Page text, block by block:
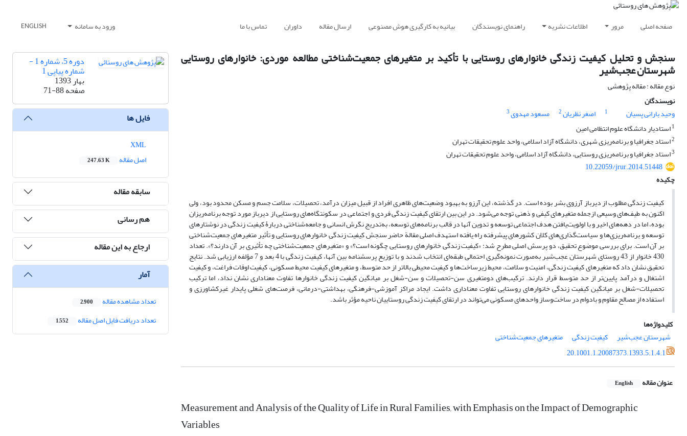
صفحه اصلی مرور اطلاعات نشریه راهنمای نویسندگان بیانیه به کارگیری هوش مصنوعی ارسال مقاله داوران تماس با ما ورود به سامانه ENGLISH
سنجش و تحلیل کیفیت زندگی خانوارهای روستایی با تأکید بر متغیرهای جمعیت‌شناختی مطالعه موردی: خانوارهای روستایی
شهرستان عجب‌شیر
نوع مقاله : مقاله پژوهشی
نویسندگان
وحید بارانی پسیان
1 اصغر نظریان2 مسعود مهدوی3
1استادیار دانشگاه علوم انتظامی امین
2استاد جغرافیا و برنامه‌ریزی شهری، دانشگاه آزاد اسلامی، واحد علوم تحقیقات تهران
3استاد جغرافیا و برنامه‌ریزی روستایی، دانشگاه آزاد اسلامی، واحد علوم تحقیقات تهران
10.22059/jrur.2014.51448
چکیده
کیفیت زندگی مطلوب از دیرباز آرزوی بشر بوده است. در گذشته، این آرزو به بهبود وضعیت‌های ظاهری افراد از قبیل میزان درآمد، تحصیلات، سلامت جسم و مسکن محدود بود، ولی
اکنون به طیف‌های وسیعی ازجمله متغیرهای کیفی و ذهنی توجه می‌شود. در این بین ارتقای کیفیت زندگی فردی و اجتماعی در سکونتگاه‌های روستایی از دیرباز مورد توجه برنامه‌ریزان
بوده، اما در دهه‌های اخیر و با اولویت‌یافتن هدف اجتماعی توسعه و تدوین آنها در قالب برنامه‌های توسعه، به‌تدریج نگرش انسانی و جامعه‌شناختی دربارۀ کیفیت زندگی در نوشتارهای
توسعه و برنامه‌ریزی‌ها و سیاست‌گذاری‌های کلان کشورهای پیشرفته راه یافته استهدف اصلی مقالة حاضر سنجش کیفیت زندگی خانوارهای روستایی و تأثیر متغیرهای جمعیت‌شناختی
بر آن است. برای بررسی موضوع تحقیق، دو پرسش اصلی مطرح شد: «کیفیت زندگی خانوارهای روستایی چگونه است؟» و «متغیرهای جمعیت‌شناختی چه تأثیری بر آن دارند؟». تعداد
430 خانوار از 43 روستای شهرستان عجب‌شیر به‌صورت نمونه‌گیری احتمالی طبقه‌ای انتخاب شدند و با توزیع پرسشنامه بین آنها، کیفیت زندگی با 4 بعد و 7 مؤلفه ارزیابی شد. نتایج
تحقیق نشان داد که متغیرهای کیفیت زندگی، امنیت و سلامت، محیط زیرساخت‌ها و کیفیت محیطی بالاتر از حد متوسط، و متغیرهای کیفیت محیط مسکونی، کیفیت اوقات فراغت، و کیفیت
اشتغال و درآمد پایین‌تر از حد متوسط قرار د‌ارند. ترکیب‌های دومتغیری سن-تحصیلات و سن-شغل بر میانگین کیفیت زندگی خانوارها تفاوت معناداری نشان نداد، اما ترکیب
تحصیلات-شغل بر میانگین کیفیت زندگی خانوارهای روستایی تفاوت معنا‌داری داشت. ایجاد مراکز آموزشی-فرهنگی، بهداشتی-درمانی، فرصت‌های شغلی پایدار غیرکشاورزی و
استفاده از مصالح مقاوم و بادوام در ساخت‌وساز واحدهای مسکونی می‌تواند در ارتقای کیفیت زندگی روستاییان ناحیه مؤثر باشد.
کلیدواژه‌ها
شهرستان عجب‌شیر
کیفیت زندگی
متغیرهای جمعیت‌شناختی
20.1001.1.20087373.1393.5.1.4.1
عنوان مقاله English
Measurement and Analysis of the Quality of Life in Rural Families, with Emphasis on the Impact of Demographic
Variables
دوره 5، شماره 1 -
شماره پیاپی 1
بهار 1393
صفحه71-88
فایل ها
اصل مقاله
247.63 K
سابقه مقاله
هم رسانی
ارجاع به این مقاله
آمار
تعداد مشاهده مقاله 2,900
تعداد دریافت فایل اصل مقاله 1,552